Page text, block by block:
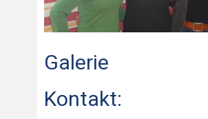
Galerie
Kontakt: